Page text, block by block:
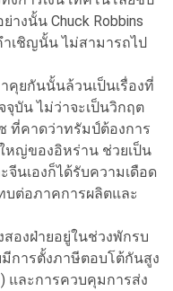
างนั้น Chuck Robbins
ำเชิญนั้น ไม่สามารถไป
คุยกันนั้นล้วนเป็นเรื่องที่
บัน ไม่ว่าจะเป็นวิกฤต
ที่คาดว่าทรัมป์ต้องการ
หญ่ของอิหร่าน ช่วยเป็น
จีนเองก็ได้รับความเดือด
ต่อภาคการผลิตและ
องฝ่ายอยู่ในช่วงพักรบ
มีการตั้งภาษีตอบโต้กันสูง
และการควบคุมการส่ง